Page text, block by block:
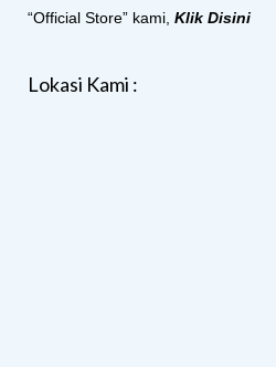
“Official Store” kami, Klik Disini
Lokasi Kami :